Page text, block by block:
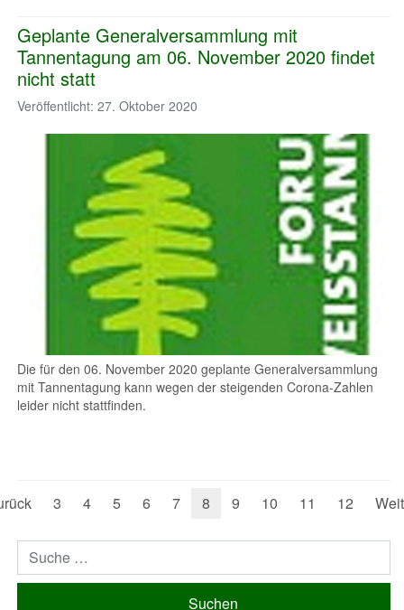
Geplante Generalversammlung mit
Tannentagung am 06. November 2020 findet
nicht statt
Veröffentlicht: 27. Oktober 2020
Die für den 06. November 2020 geplante Generalversammlung
mit Tannentagung kann wegen der steigenden Corona-Zahlen
leider nicht stattfinden.
3 4 5 6 7 8 9 10 11 12
Suchen